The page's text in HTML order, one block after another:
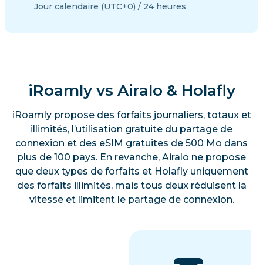
Jour calendaire (UTC+0) / 24 heures
iRoamly vs Airalo & Holafly
iRoamly propose des forfaits journaliers, totaux et
illimités, l’utilisation gratuite du partage de
connexion et des eSIM gratuites de 500 Mo dans
plus de 100 pays. En revanche, Airalo ne propose
que deux types de forfaits et Holafly uniquement
des forfaits illimités, mais tous deux réduisent la
vitesse et limitent le partage de connexion.